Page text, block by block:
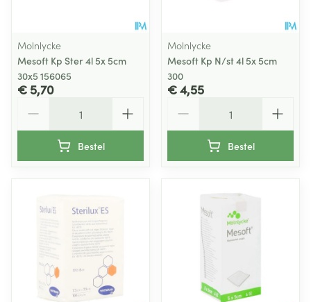
Molnlycke
Mesoft Kp Ster 4l 5x 5cm
30x5 156065
€ 5,70
Bestel
Molnlycke
Mesoft Kp N/st 4l 5x 5cm
300
€ 4,55
Bestel